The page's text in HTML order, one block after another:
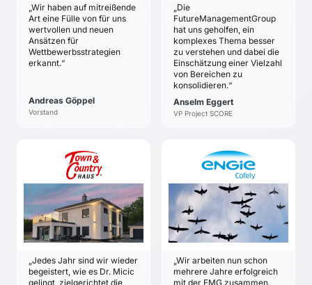
„Wir haben auf mitreißende
Art eine Fülle von für uns
wertvollen und neuen
Ansätzen für
Wettbewerbsstrategien
erkannt.“
Andreas Göppel
Vorstand
Klarheit darüber,
welche strategischen
Chancen das
Unternehmen zur
Mehr Sicherheit in
Zuversicht, dass die
Strategie robust ist
„Die
FutureManagementGroup
hat uns geholfen, ein
komplexes Thema besser
zu verstehen und dabei die
Einschätzung einer Vielzahl
von Bereichen zu
konsolidieren.“
Anselm Eggert
VP Project SCORE
Sicherheit, keine
wesentlichen
Entwicklungen zu
verpassen
Die Auswirkungen des
Eintritts neuer Player
besser verstehen
Strategien und
Maßnahmen
„Jedes Jahr sind wir wieder
begeistert, wie es Dr. Micic
gelingt, zielgerichtet die
TOWN & COUNTRY
Gabriele & Jürgen
Dawo
ZIELE
Klarheit und Einigkeit
Ausrichtung schaffen.
Die gemeinsame
„Wir arbeiten nun schon
mehrere Jahre erfolgreich
mit der FMG zusammen.
ENGIE COFELY
DEUTSCHLAND
Astrid Grüter
ZIELE
Entwicklung einer
Zukunftsstrategie bis
Umsetzung
strategischer